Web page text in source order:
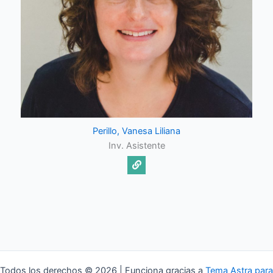
Perillo, Vanesa Liliana
Inv. Asistente
Todos los derechos © 2026 | Funciona gracias a Tema Astra para